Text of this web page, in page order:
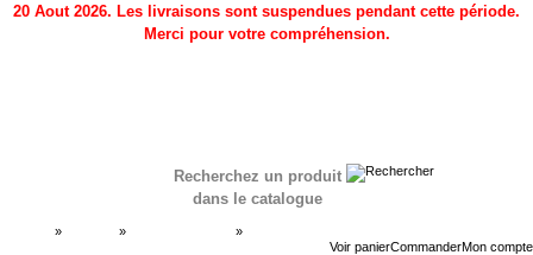
20 Aout 2026. Les livraisons sont suspendues pendant cette période.
Merci pour votre compréhension.
Recherchez un produit
dans le catalogue
Voir panierCommanderMon compte
» » »